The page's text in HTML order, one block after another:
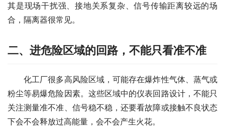
其是现场干扰强、接地关系复杂、信号传输距离较远的场
合，隔离器很常见。
二、进危险区域的回路，不能只看准不准
化工厂很多高风险区域，可能存在爆炸性气体、蒸气或
粉尘等易爆危险因素。这些区域中的仪表回路设计，不能只
关注测量准不准、信号稳不稳，还要看故障或接触不良状态
下会不会释放过高能量，会不会产生火花。